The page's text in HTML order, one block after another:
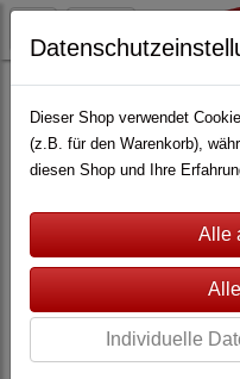
ALARMANLAGEN(362)
Zubehör für Lupus XT(147)
Dieser Shop verwendet
(z.B. für den Warenkorb),
diesen Shop und Ihre
Individuelle